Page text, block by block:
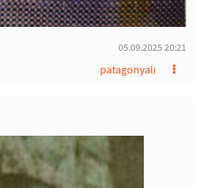
05.09.2025 20:21
patagonyalı